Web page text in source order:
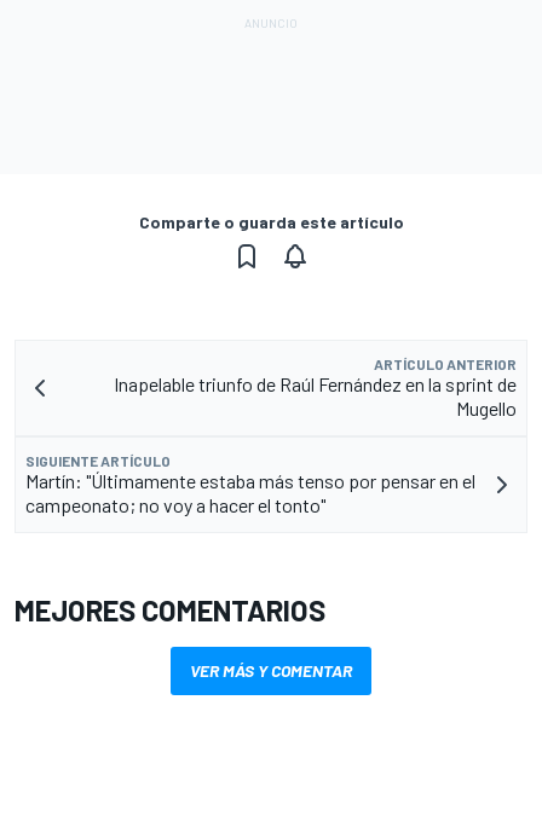
Comparte o guarda este artículo
ARTÍCULO ANTERIOR
Inapelable triunfo de Raúl Fernández en la sprint de
Mugello
SIGUIENTE ARTÍCULO
Martín: "Últimamente estaba más tenso por pensar en el
campeonato; no voy a hacer el tonto"
MEJORES COMENTARIOS
VER MÁS Y COMENTAR